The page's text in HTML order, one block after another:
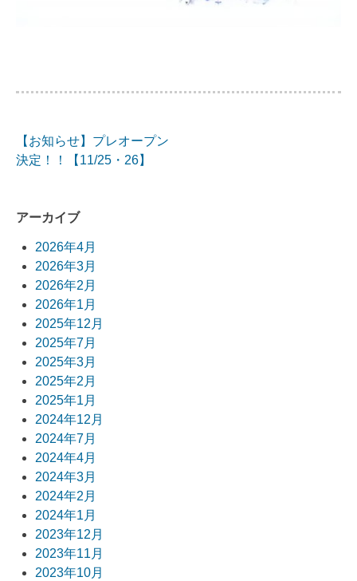
投
ナ
ビ
ゲ
ー
シ
ョ
ン
【お知らせ】プレオープン
決定！！【11/25・26】
アーカイブ
2026年4月
2026年3月
2026年2月
2026年1月
2025年12月
2025年7月
2025年3月
2025年2月
2025年1月
2024年12月
2024年7月
2024年4月
2024年3月
2024年2月
2024年1月
2023年12月
2023年11月
2023年10月